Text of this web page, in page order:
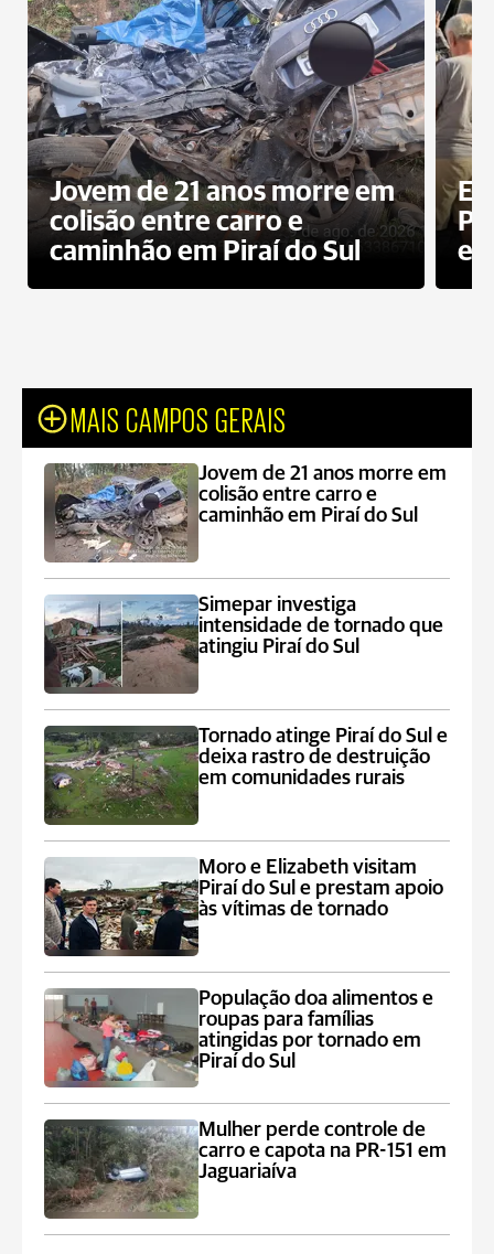
Jovem de 21 anos morre em
colisão entre carro e
caminhão em Piraí do Sul
MAIS CAMPOS GERAIS
Jovem de 21 anos morre em
colisão entre carro e
caminhão em Piraí do Sul
Simepar investiga
intensidade de tornado que
atingiu Piraí do Sul
Tornado atinge Piraí do Sul e
deixa rastro de destruição
em comunidades rurais
Moro e Elizabeth visitam
Piraí do Sul e prestam apoio
às vítimas de tornado
População doa alimentos e
roupas para famílias
atingidas por tornado em
Piraí do Sul
Mulher perde controle de
carro e capota na PR-151 em
Jaguariaíva